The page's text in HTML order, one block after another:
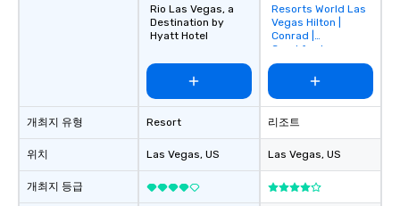
restaurants are within
walking distance of
short stroll allows
members a chance to
networking
heading to the next
itinerary. You Get a Dinner and a Show
Our tours offer an
entertainment. All
who leads the group
개최지 유형
위치
개최지 등급
Rio Las Vegas, a
Destination by
Hyatt Hotel
Resort
Las Vegas, US
Removed from
favorites
Resorts World Las
Vegas Hilton |
Conrad |
Crockfords
리조트
Las Vegas, US